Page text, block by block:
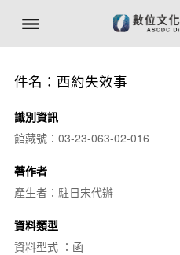
件名：西約失效事
識別資訊
館藏號：03-23-063-02-016
著作者
產生者：駐日宋代辦
資料類型
資料型式 ：函